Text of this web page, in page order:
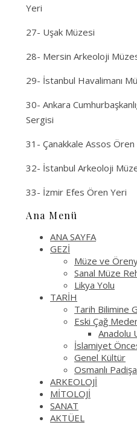
Yeri
27- Uşak Müzesi
28- Mersin Arkeoloji
29- İstanbul Havalimanı
30- Ankara
Sergisi
31- Çanakkale Assos Ören
32- İstanbul Arkeoloji
33- İzmir Efes Ören Yeri
Ana Menü
ANA SAYFA
GEZİ
Müze ve
Sanal Müze
Likya Yolu
TARİH
Tarih Bilimine
Eski Çağ
Anadolu
İslamiyet
Genel Kültür
Osmanlı
ARKEOLOJİ
MİTOLOJİ
SANAT
AKTÜEL